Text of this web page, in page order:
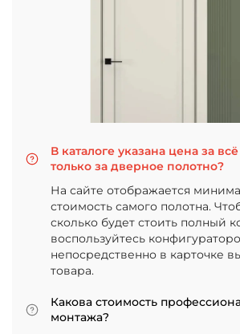
В каталоге указана цена за
только за дверное полотно?
На сайте отображается
стоимость самого полотна.
сколько будет стоить полный
воспользуйтесь
непосредственно в карточке
товара.
Какова стоимость
монтажа?